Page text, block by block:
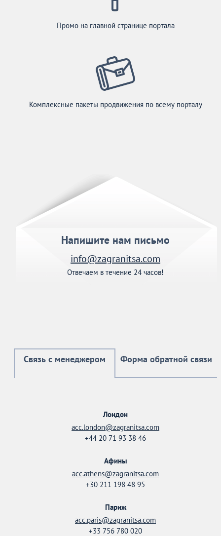
Промо на главной странице портала
Комплексные пакеты продвижения по всему порталу
Напишите нам письмо
info@zagranitsa.com
Отвечаем в течение 24 часов!
Связь с менеджером Форма обратной связи
Лондон
acc.london@zagranitsa.com
+44 20 71 93 38 46
Афины
acc.athens@zagranitsa.com
+30 211 198 48 95
Париж
acc.paris@zagranitsa.com
+33 756 780 020